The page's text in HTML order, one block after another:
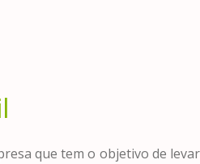
que tem o objetivo de levar